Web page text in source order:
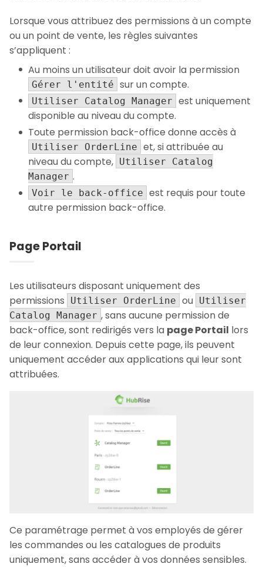
Lorsque vous attribuez des permissions à un compte
ou un point de vente, les règles suivantes
s’appliquent :
Au moins un utilisateur doit avoir la permission
Gérer l'entité sur un compte.
Utiliser Catalog Manager est uniquement
disponible au niveau du compte.
Toute permission back-office donne accès à
Utiliser OrderLine et, si attribuée au
niveau du compte, Utiliser Catalog
Manager .
Voir le back-office est requis pour toute
autre permission back-office.
Page Portail
Les utilisateurs disposant uniquement des
permissions
Utiliser OrderLine ou Utiliser
Catalog Manager , sans aucune permission de
back-office, sont redirigés vers la page Portail lors
de leur connexion. Depuis cette page, ils peuvent
uniquement accéder aux applications qui leur sont
attribuées.
Ce paramétrage permet à vos employés de gérer
les commandes ou les catalogues de produits
uniquement, sans accéder à vos données sensibles.